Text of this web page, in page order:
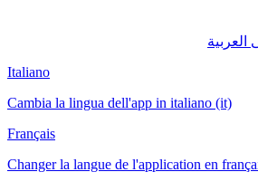
Italiano
Cambia la lingua dell'app in italiano (it)
Français
Changer la langue de l'application en